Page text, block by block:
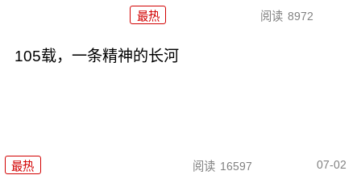
最热 阅读 8972
105载，一条精神的长河
最热 阅读 16597 07-02